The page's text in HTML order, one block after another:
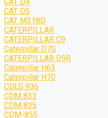
CAT D5
CAT M318D
CATERPILLAR
CATERPILLAR C9
Caterpillar D7G
CATERPILLAR D9R
Caterpillar H63
Caterpillar H70
CDLG 936
CDM 833
CDM 835
CDM-855